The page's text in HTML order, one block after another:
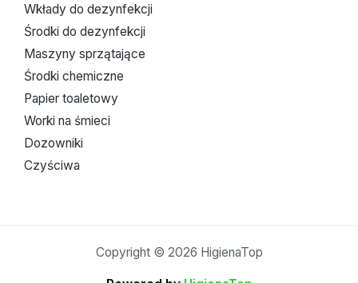
Wkłady do dezynfekcji
Środki do dezynfekcji
Maszyny sprzątające
Środki chemiczne
Papier toaletowy
Worki na śmieci
Dozowniki
Czyściwa
Copyright © 2026 HigienaTop